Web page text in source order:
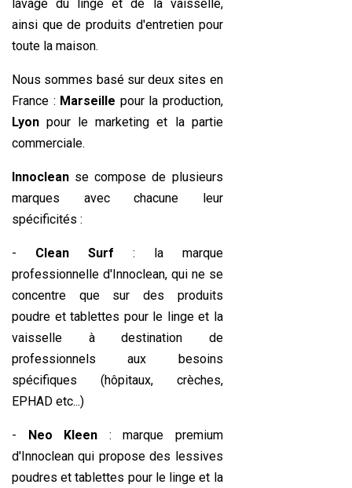
lavage du linge et de la vaisselle,
ainsi que de produits d'entretien pour
toute la maison.
Nous sommes basé sur deux sites en
France : Marseille pour la production,
Lyon pour le marketing et la partie
commerciale.
Innoclean se compose de plusieurs
marques avec chacune leur
spécificités :
- Clean Surf : la marque
professionnelle d'Innoclean, qui ne se
concentre que sur des produits
poudre et tablettes pour le linge et la
vaisselle à destination de
professionnels aux besoins
spécifiques (hôpitaux, crèches,
EPHAD etc...)
- Neo Kleen : marque premium
d'Innoclean qui propose des lessives
poudres et tablettes pour le linge et la